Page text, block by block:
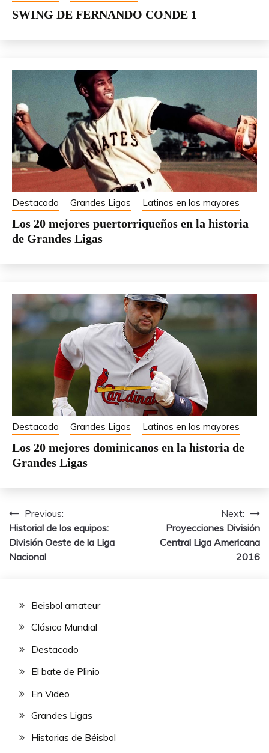
SWING DE FERNANDO CONDE 1
Destacado Grandes Ligas Latinos en las mayores
Los 20 mejores puertorriqueños en la historia
de Grandes Ligas
Destacado Grandes Ligas Latinos en las mayores
Los 20 mejores dominicanos en la historia de
Grandes Ligas
Navegación
de
entradas
Previous:
Historial de los equipos:
División Oeste de la Liga
Nacional
Next:
Proyecciones División
Central Liga Americana
2016
Beisbol amateur
Clásico Mundial
Destacado
El bate de Plinio
En Video
Grandes Ligas
Historias de Béisbol